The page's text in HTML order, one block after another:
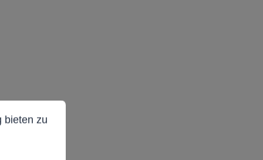
zu können.
bieten zu